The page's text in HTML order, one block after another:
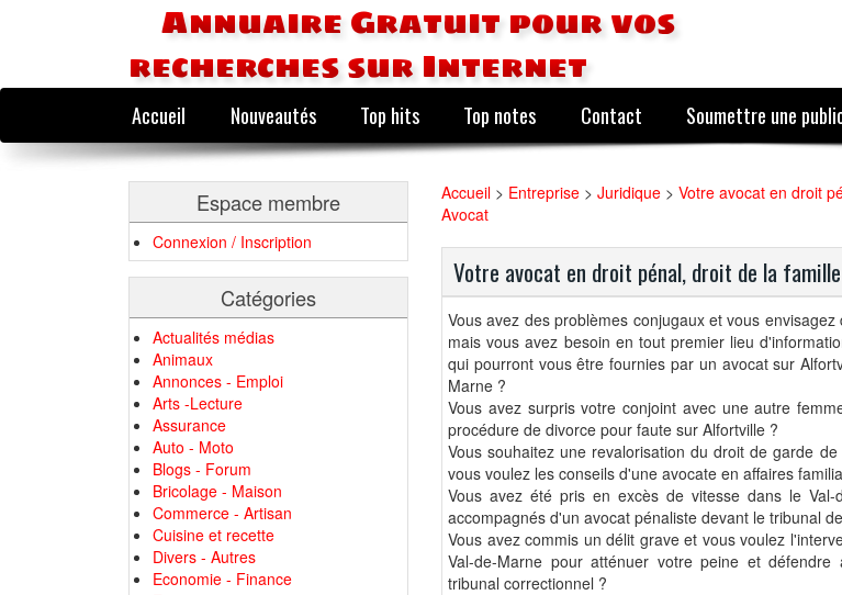
Annuaire Gratuit pour vos
recherches sur Internet
Accueil Nouveautés Top hits Top notes Contact Soumettre une
Espace membre
Connexion / Inscription
Catégories
Actualités médias
Animaux
Annonces - Emploi
Arts -Lecture
Assurance
Auto - Moto
Blogs - Forum
Bricolage - Maison
Commerce - Artisan
Cuisine et recette
Divers - Autres
Economie - Finance
Accueil > Entreprise > Juridique > Votre avocat en droit
Avocat
Votre avocat en droit pénal, droit de la
Vous avez des problèmes conjugaux et vous
mais vous avez besoin en tout premier lieu
qui pourront vous être fournies par un avocat sur
Marne ?
Vous avez surpris votre conjoint avec une autre
procédure de divorce pour faute sur Alfortville ?
Vous souhaitez une revalorisation du droit de garde
vous voulez les conseils d'une avocate en affaires
Vous avez été pris en excès de vitesse dans le
accompagnés d'un avocat pénaliste devant le tribunal
Vous avez commis un délit grave et vous voulez
Val-de-Marne pour atténuer votre peine et
tribunal correctionnel ?